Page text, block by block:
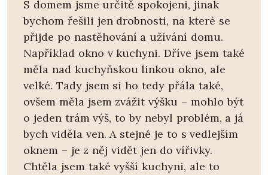
S domem jsme určitě spokojeni, jinak
bychom řešili jen drobnosti, na které se
přijde po nastěhování a užívání domu.
Například okno v kuchyni. Dříve jsem také
měla nad kuchyňskou linkou okno, ale
velké. Tady jsem si ho tedy přála také,
ovšem měla jsem zvážit výšku – mohlo být
o jeden trám výš, to by nebyl problém, a já
bych viděla ven. A stejné je to s vedlejším
oknem – je z něj vidět jen do vířivky.
Chtěla jsem také vyšší kuchyni, ale to